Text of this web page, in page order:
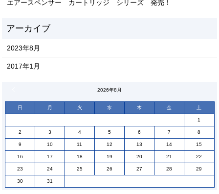
エアースペンサー カートリッジ シリーズ 発売！
2023年8月
2017年1月
2026年8月
日 月 火 水 木 金 土
1
2 3 4 5 6 7 8
9 10 11 12 13 14 15
16 17 18 19 20 21 22
23 24 25 26 27 28 29
30 31